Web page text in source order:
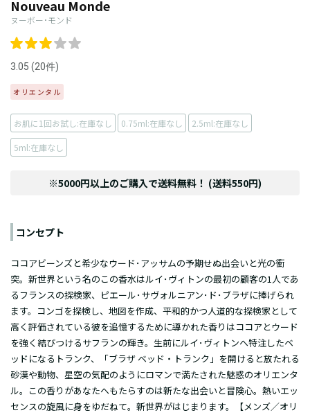
Nouveau Monde
ヌーボー･モンド
3.05 (20件)
オリエンタル
お肌に1回お試し:在庫なし 0.75ml:在庫なし 2.5ml:在庫なし
5ml:在庫なし
※5000円以上のご購入で送料無料！ (送料550円)
コンセプト
ココアビーンズと希少なウード･アッサムの予期せぬ出会いと光の衝
突。新世界という名のこの香水はルイ･ヴィトンの最初の顧客の1人であ
るフランスの探検家、ピエール･サヴォルニアン･ド･ブラザに捧げられ
ます。コンゴを探検し、地図を作成、平和的かつ人道的な探検家として
高く評価されている彼を追憶するために導かれた香りはココアとウード
を強く結びつけるサフランの輝き。生前にルイ･ヴィトンへ特注したベ
ッドになるトランク、「ブラザ ベッド・トランク」を開けると放たれる
砂漠や動物、星空の気配のようにロマンで満たされた魅惑のオリエンタ
ル。この香りがあなたへもたらすのは新たな出会いと冒険心。熱いエッ
センスの旋風に身をゆだねて。新世界がはじまります。【メンズ／オリ